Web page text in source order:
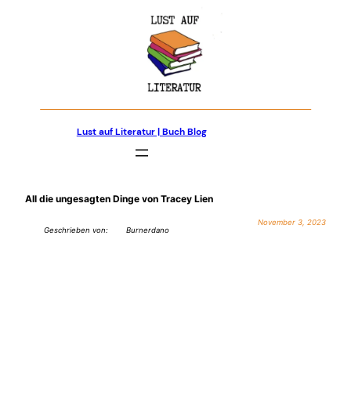
Lust auf Literatur | Buch Blog
All die ungesagten Dinge von Tracey Lien
Geschrieben von: Burnerdano
November 3, 2023